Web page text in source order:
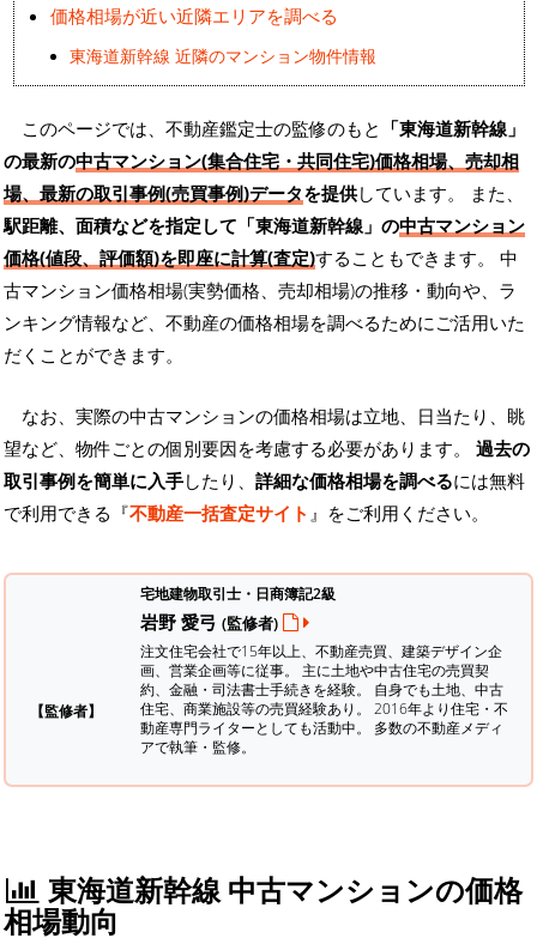
価格相場が近い近隣エリアを調べる
東海道新幹線 近隣のマンション物件情報
このページでは、不動産鑑定士の監修のもと 「東海道新幹線」
の最新の中古マンション(集合住宅・共同住宅)価格相場、売却相
場、最新の取引事例(売買事例)データを提供しています。 また、
駅距離、面積などを指定して「東海道新幹線」の中古マンション
価格(値段、評価額)を即座に計算(査定)することもできます。 中
古マンション価格相場(実勢価格、売却相場)の推移・動向や、ラ
ンキング情報など、不動産の価格相場を調べるためにご活用いた
だくことができます。
なお、実際の中古マンションの価格相場は立地、日当たり、眺
望など、物件ごとの個別要因を考慮する必要があります。 過去の
取引事例を簡単に入手したり、 詳細な価格相場を調べるには無料
で利用できる『不動産一括査定サイト 』をご利用ください。
【監修者】
宅地建物取引士・日商簿記2級
岩野 愛弓 (監修者)
注文住宅会社で15年以上、不動産売買、建築デザイン企
画、営業企画等に従事。 主に土地や中古住宅の売買契
約、金融・司法書士手続きを経験。 自身でも土地、中古
住宅、商業施設等の売買経験あり。 2016年より住宅・不
動産専門ライターとしても活動中。 多数の不動産メディ
アで執筆・監修。
東海道新幹線 中古マンションの価格
相場動向